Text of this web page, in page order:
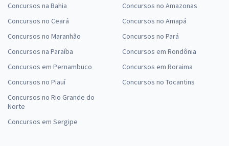
Concursos na Bahia
Concursos no Ceará
Concursos no Maranhão
Concursos na Paraíba
Concursos em Pernambuco
Concursos no Piauí
Concursos no Rio Grande do
Norte
Concursos em Sergipe
Concursos no Amazonas
Concursos no Amapá
Concursos no Pará
Concursos em Rondônia
Concursos em Roraima
Concursos no Tocantins